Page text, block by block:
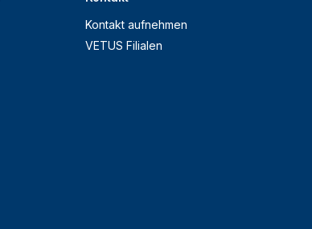
Kontakt aufnehmen
VETUS Filialen